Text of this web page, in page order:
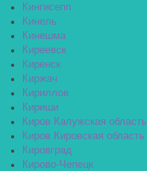
Кингисепп
Кинель
Кинешма
Киреевск
Киренск
Киржач
Кириллов
Кириши
Киров Калужская область
Киров Кировская область
Кировград
Кирово-Чепецк